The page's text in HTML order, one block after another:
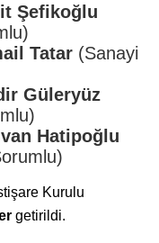
Şefikoğlu
Tatar (Sanayi
Güleryüz
Hatipoğlu
Kurulu
getirildi.